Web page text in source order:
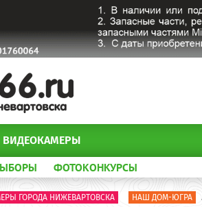
ВИДЕОКАМЕРЫ
ФОТОКОНКУРСЫ
ГОРОДА НИЖЕВАРТОВСКА НАШ ДОМ-ЮГРА